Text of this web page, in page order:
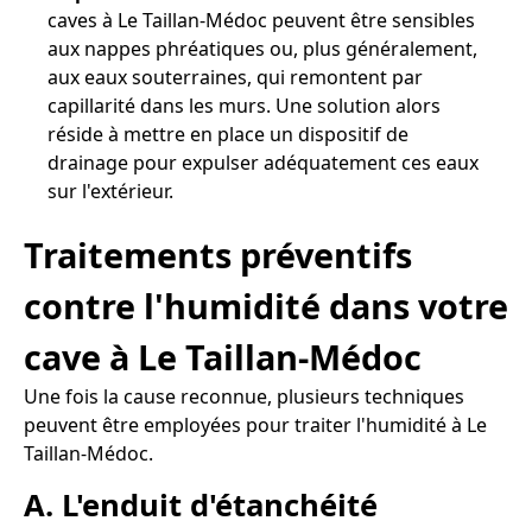
caves à Le Taillan-Médoc peuvent être sensibles
aux nappes phréatiques ou, plus généralement,
aux eaux souterraines, qui remontent par
capillarité dans les murs. Une solution alors
réside à mettre en place un dispositif de
drainage pour expulser adéquatement ces eaux
sur l'extérieur.
Traitements préventifs
contre l'humidité dans votre
cave à Le Taillan-Médoc
Une fois la cause reconnue, plusieurs techniques
peuvent être employées pour traiter l'humidité à Le
Taillan-Médoc.
A. L'enduit d'étanchéité